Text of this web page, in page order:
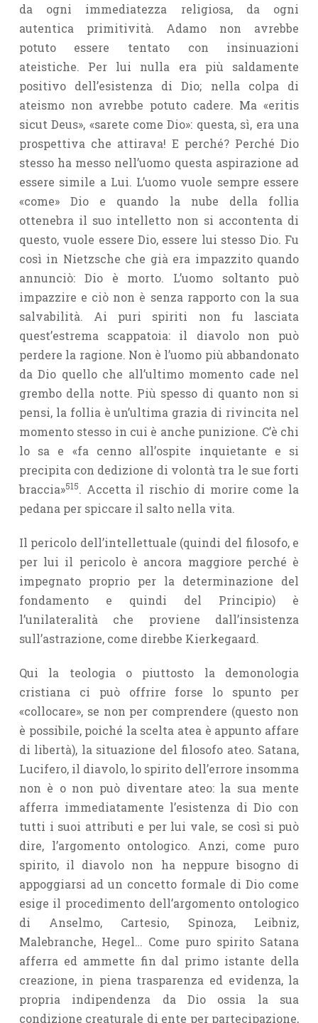
da ogni immediatezza religiosa, da ogni
autentica primitività. Adamo non avrebbe
potuto essere tentato con insinuazioni
ateistiche. Per lui nulla era più saldamente
positi­vo dell’esistenza di Dio; nella colpa di
ateismo non avrebbe potuto cadere. Ma «eritis
sicut Deus», «sarete come Dio»: questa, sì, era una
prospettiva che attirava! E perché? Perché Dio
stesso ha messo nell’uomo questa aspirazione ad
essere simile a Lui. L’uomo vuole sempre essere
«come» Dio e quando la nube della follia
ottenebra il suo intelletto non si accontenta di
questo, vuole essere Dio, essere lui stesso Dio. Fu
così in Nietzsche che già era impazzito quando
annunciò: Dio è morto. L’uomo soltanto può
impazzire e ciò non è senza rapporto con la sua
salvabilità. Ai puri spiriti non fu lasciata
quest’estrema scappatoia: il diavolo non può
perdere la ragione. Non è l’uomo più abbandonato
da Dio quello che all’ultimo momento cade nel
grembo della notte. Più spesso di quanto non si
pensi, la follia è un’ultima grazia di rivincita nel
momento stesso in cui è anche punizione. C’è chi
lo sa e «fa cenno all’ospite inquietante e si
precipita con dedizione di volontà tra le sue forti
braccia»515. Accetta il rischio di morire come la
pedana per spiccare il salto nella vita.
Il pericolo dell’intellettuale (quindi del filosofo, e
per lui il pericolo è ancora maggiore perché è
impegnato proprio per la determinazione del
fondamento e quindi del Principio) è
l’unilateralità che proviene dall’insi­stenza
sull’astrazione, come direbbe Kierkegaard.
Qui la teologia o piuttosto la demonologia
cristiana ci può offrire forse lo spunto per
«collocare», se non per comprendere (questo non
è possibile, poiché la scelta atea è appunto affare
di libertà), la situazione del filosofo ateo. Satana,
Lucifero, il diavolo, lo spirito dell’errore insom­ma
non è o non può diventare ateo: la sua mente
afferra immediatamente l’esistenza di Dio con
tutti i suoi attributi e per lui vale, se così si può
dire, l’argomento ontologico. Anzi, come puro
spirito, il diavolo non ha neppure bisogno di
appoggiarsi ad un concetto formale di Dio come
esige il procedimento dell’argomento ontologico
di Anselmo, Cartesio, Spinoza, Leibniz,
Malebranche, Hegel… Come puro spirito Satana
afferra ed am­mette fin dal primo istante della
creazione, in piena trasparenza ed evidenza, la
propria indipendenza da Dio ossia la sua
condizione creaturale di ente per partecipazione,